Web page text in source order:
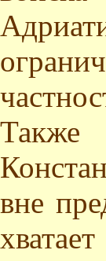
Также
вне